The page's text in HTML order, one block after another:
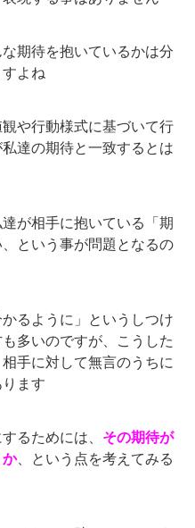
期待を抱いているかは分
よね
や行動様式に基づいて行
達の期待と一致するとは
が相手に抱いている「期
という事が問題となるの
るように」というしつけ
多いのですが、こうした
手に対して無言のうちに
ます
るためには、 その期待が
か、という点を考えてみる